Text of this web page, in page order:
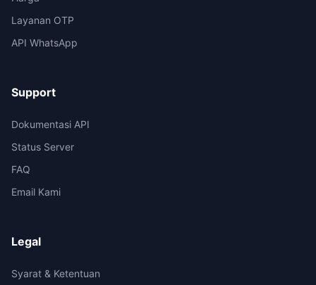
Layanan OTP
API WhatsApp
Support
Dokumentasi API
Status Server
FAQ
Email Kami
Legal
Syarat & Ketentuan